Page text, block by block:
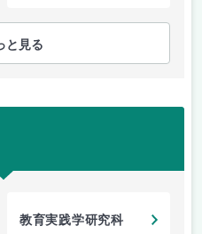
と見る
教育実践学研究科